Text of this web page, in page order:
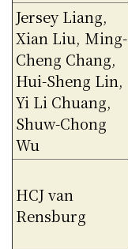
Jersey Liang,
Xian Liu, Ming-
Cheng Chang,
Hui-Sheng Lin,
Yi Li Chuang,
Shuw-Chong
Wu
HCJ van
Rensburg